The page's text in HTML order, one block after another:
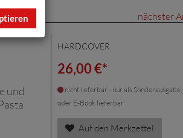
nächster
und
HARDCOVER
26,00 €*
nicht lieferbar - nur als
oder E-Book lieferbar
Auf den Merkzettel